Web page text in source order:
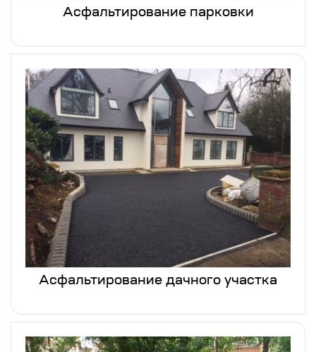
Асфальтирование парковки
Асфальтирование дачного участка